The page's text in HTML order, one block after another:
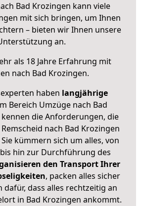
Bad Krozingen kann viele
mit sich bringen, um Ihnen
– bieten wir Ihnen unsere
an.
als 18 Jahre Erfahrung mit
nach Bad Krozingen.
haben langjährige
Bereich Umzüge nach Bad
die Anforderungen, die
nach Bad Krozingen
kümmern sich um alles, von
hin zur Durchführung des
den Transport Ihrer
, packen alles sicher
dafür, dass alles rechtzeitig an
in Bad Krozingen ankommt.